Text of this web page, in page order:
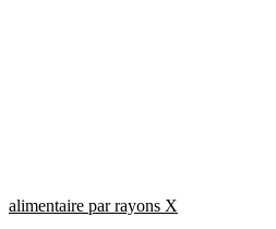
alimentaire par rayons X